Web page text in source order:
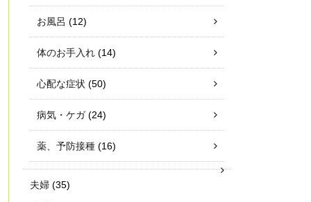
お風呂 (12)
体のお手入れ (14)
心配な症状 (50)
病気・ケガ(24)
薬、予防接種 (16)
夫婦 (35)